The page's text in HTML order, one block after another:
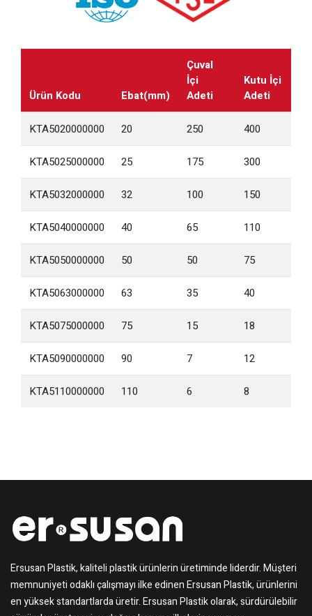
Ürün Kodu Ebat(mm)
Çuval
İçi
Adeti
Kutu İçi
Adeti
KTA5020000000 20 250 400
KTA5025000000 25 175 300
KTA5032000000 32 100 150
KTA5040000000 40 65 110
KTA5050000000 50 50 75
KTA5063000000 63 35 40
KTA5075000000 75 15 18
KTA5090000000 90 7 12
KTA5110000000 110 6 8
Ersusan Plastik, kaliteli plastik ürünlerin üretiminde liderdir. Müşteri
memnuniyeti odaklı çalışmayı ilke edinen Ersusan Plastik, ürünlerini
en yüksek standartlarda üretir. Ersusan Plastik olarak, sürdürülebilir